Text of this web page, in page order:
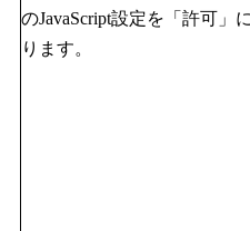
のJavaScript設定を「許可」
ります。